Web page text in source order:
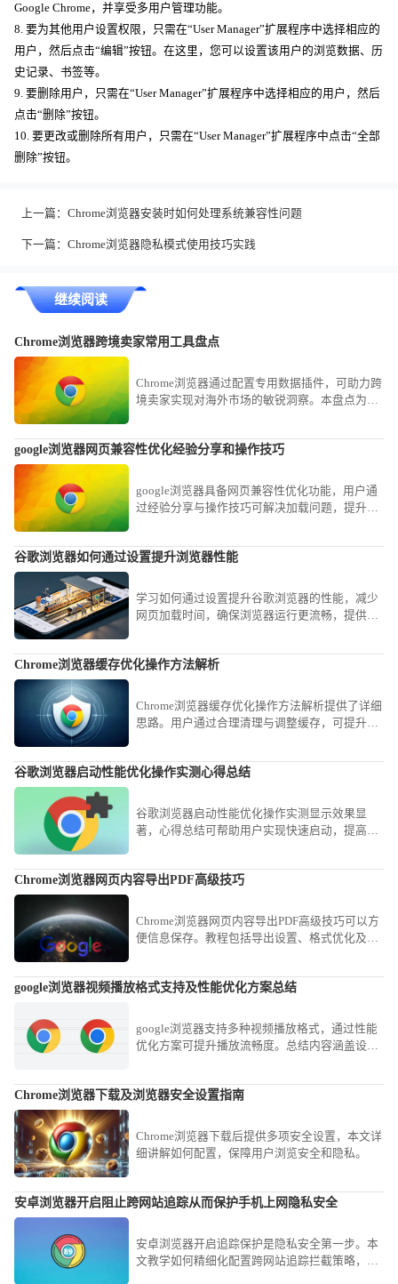
Google Chrome，并享受多用户管理功能。
8. 要为其他用户设置权限，只需在“User Manager”扩展程序中选择相应的
用户，然后点击“编辑”按钮。在这里，您可以设置该用户的浏览数据、历
史记录、书签等。
9. 要删除用户，只需在“User Manager”扩展程序中选择相应的用户，然后
点击“删除”按钮。
10. 要更改或删除所有用户，只需在“User Manager”扩展程序中点击“全部
删除”按钮。
上一篇： Chrome浏览器安装时如何处理系统兼容性问题
下一篇： Chrome浏览器隐私模式使用技巧实践
继续阅读
Chrome浏览器跨境卖家常用工具盘点
Chrome浏览器通过配置专用数据插件，可助力跨
境卖家实现对海外市场的敏锐洞察。本盘点为您
google浏览器网页兼容性优化经验分享和操作技巧
google浏览器具备网页兼容性优化功能，用户通
过经验分享与操作技巧可解决加载问题，提升稳
谷歌浏览器如何通过设置提升浏览器性能
学习如何通过设置提升谷歌浏览器的性能，减少
网页加载时间，确保浏览器运行更流畅，提供更
Chrome浏览器缓存优化操作方法解析
Chrome浏览器缓存优化操作方法解析提供了详细
思路。用户通过合理清理与调整缓存，可提升浏
谷歌浏览器启动性能优化操作实测心得总结
谷歌浏览器启动性能优化操作实测显示效果显
著，心得总结可帮助用户实现快速启动，提高浏
Chrome浏览器网页内容导出PDF高级技巧
Chrome浏览器网页内容导出PDF高级技巧可以方
便信息保存。教程包括导出设置、格式优化及快
google浏览器视频播放格式支持及性能优化方案总结
google浏览器支持多种视频播放格式，通过性能
优化方案可提升播放流畅度。总结内容涵盖设置
Chrome浏览器下载及浏览器安全设置指南
Chrome浏览器下载后提供多项安全设置，本文详
细讲解如何配置，保障用户浏览安全和隐私。
安卓浏览器开启阻止跨网站追踪从而保护手机上网隐私安全
安卓浏览器开启追踪保护是隐私安全第一步。本
文教学如何精细化配置跨网站追踪拦截策略，防